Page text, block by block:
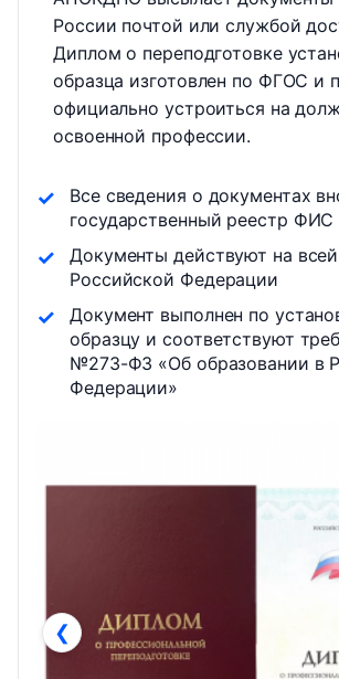
России почтой или службой
Диплом о переподготовке
образца изготовлен по ФГОС и
официально устроиться на
освоенной профессии.
Все сведения о документах
государственный реестр
Документы действуют на
Российской Федерации
Документ выполнен по
образцу и соответствуют
№273-ФЗ «Об образовании в
Федерации»
❮